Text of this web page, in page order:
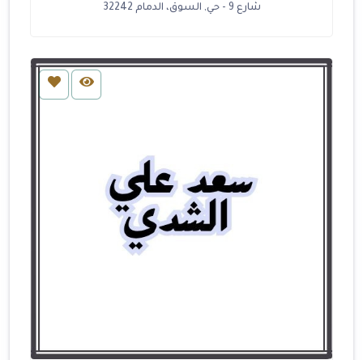
شارع 9 - حي, السوق، الدمام 32242